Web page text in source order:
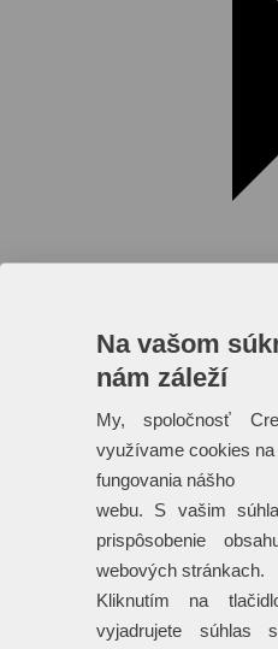
Reklamné
potlačou
Dáždniky
Tašky
Hračky
Klobúky
Na vašom
nám záleží
My, spoločnosť
využívame cookies
fungovania nášho
webu. S vašim
prispôsobenie
webových stránkach.
Kliknutím na
vyjadrujete súhlas